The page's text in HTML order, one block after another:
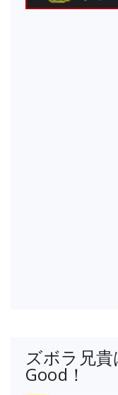
ズボラ兄
Good！